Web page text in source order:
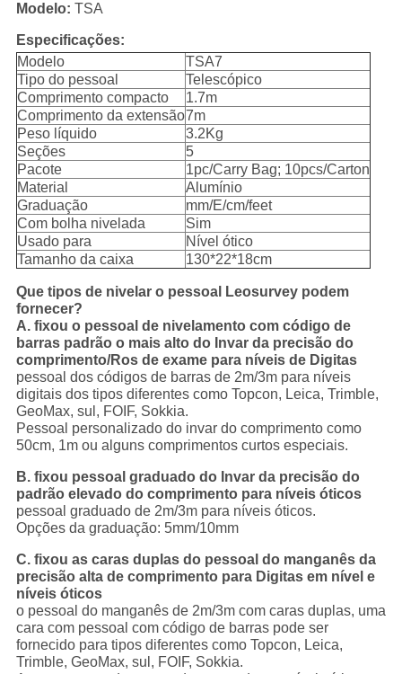
Modelo: TSA
Especificações:
Modelo
TSA7
Tipo do pessoal
Telescópico
Comprimento compacto
1.7m
Comprimento da extensão7m
Peso líquido
3.2Kg
Seções
5
Pacote
1pc/Carry Bag; 10pcs/Carton
Material
Alumínio
Graduação
mm/E/cm/feet
Com bolha nivelada
Sim
Usado para
Nível ótico
Tamanho da caixa
130*22*18cm
Que tipos de nivelar o pessoal Leosurvey podem
fornecer?
A. fixou o pessoal de nivelamento com código de
barras padrão o mais alto do Invar da precisão do
comprimento/Ros de exame para níveis de Digitas
pessoal dos códigos de barras de 2m/3m para níveis
digitais dos tipos diferentes como Topcon, Leica, Trimble,
GeoMax, sul, FOIF, Sokkia.
Pessoal personalizado do invar do comprimento como
50cm, 1m ou alguns comprimentos curtos especiais.
B. fixou pessoal graduado do Invar da precisão do
padrão elevado do comprimento para níveis óticos
pessoal graduado de 2m/3m para níveis óticos.
Opções da graduação: 5mm/10mm
C. fixou as caras duplas do pessoal do manganês da
precisão alta de comprimento para Digitas em nível e
níveis óticos
o pessoal do manganês de 2m/3m com caras duplas, uma
cara com pessoal com código de barras pode ser
fornecido para tipos diferentes como Topcon, Leica,
Trimble, GeoMax, sul, FOIF, Sokkia.